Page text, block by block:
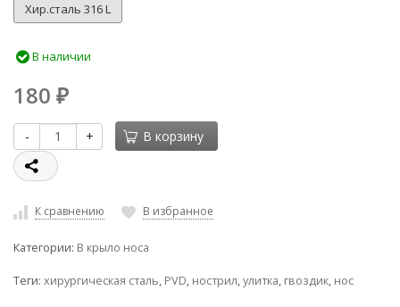
Хир.сталь 316 L
В наличии
180 ₽
- + В корзину
К сравнению В избранное
Категории: В крыло носа
Теги: хирургическая сталь, PVD, нострил,улитка, гвоздик, нос